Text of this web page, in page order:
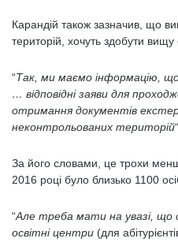
Карандій також зазначив, що
територій, хочуть здобути вищу
“Так, ми маємо інформацію, що
… відповідні заяви для
отримання документів
неконтрольованих територій
За його словами, це трохи
2016 році було близько 1100
“Але треба мати на увазі, що
освітні центри (для